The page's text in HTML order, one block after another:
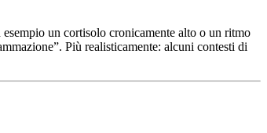
un cortisolo cronicamente alto o un ritmo
Più realisticamente: alcuni contesti di